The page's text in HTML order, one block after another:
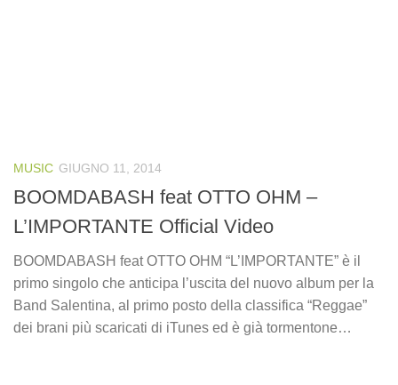
MUSIC GIUGNO 11, 2014
BOOMDABASH feat OTTO OHM –
L’IMPORTANTE Official Video
BOOMDABASH feat OTTO OHM “L’IMPORTANTE” è il
primo singolo che anticipa l’uscita del nuovo album per la
Band Salentina, al primo posto della classifica “Reggae”
dei brani più scaricati di iTunes ed è già tormentone…